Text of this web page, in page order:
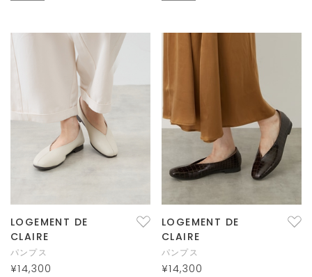
LOGEMENT DE
CLAIRE
パンプス
¥14,300
LOGEMENT DE
CLAIRE
パンプス
¥14,300